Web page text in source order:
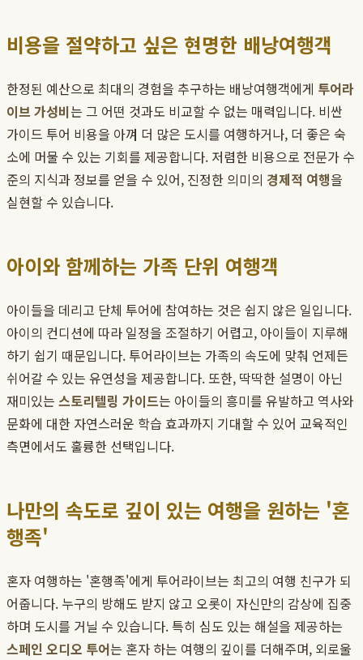
비용을 절약하고 싶은 현명한 배낭여행객
한정된 예산으로 최대의 경험을 추구하는 배낭여행객에게 투어라
이브 가성비는 그 어떤 것과도 비교할 수 없는 매력입니다. 비싼
가이드 투어 비용을 아껴 더 많은 도시를 여행하거나, 더 좋은 숙
소에 머물 수 있는 기회를 제공합니다. 저렴한 비용으로 전문가 수
준의 지식과 정보를 얻을 수 있어, 진정한 의미의 경제적 여행을
실현할 수 있습니다.
아이와 함께하는 가족 단위 여행객
아이들을 데리고 단체 투어에 참여하는 것은 쉽지 않은 일입니다.
아이의 컨디션에 따라 일정을 조절하기 어렵고, 아이들이 지루해
하기 쉽기 때문입니다. 투어라이브는 가족의 속도에 맞춰 언제든
쉬어갈 수 있는 유연성을 제공합니다. 또한, 딱딱한 설명이 아닌
재미있는 스토리텔링 가이드는 아이들의 흥미를 유발하고 역사와
문화에 대한 자연스러운 학습 효과까지 기대할 수 있어 교육적인
측면에서도 훌륭한 선택입니다.
나만의 속도로 깊이 있는 여행을 원하는 '혼
행족'
혼자 여행하는 '혼행족'에게 투어라이브는 최고의 여행 친구가 되
어줍니다. 누구의 방해도 받지 않고 오롯이 자신만의 감상에 집중
하며 도시를 거닐 수 있습니다. 특히 심도 있는 해설을 제공하는
스페인 오디오 투어는 혼자 하는 여행의 깊이를 더해주며, 외로울